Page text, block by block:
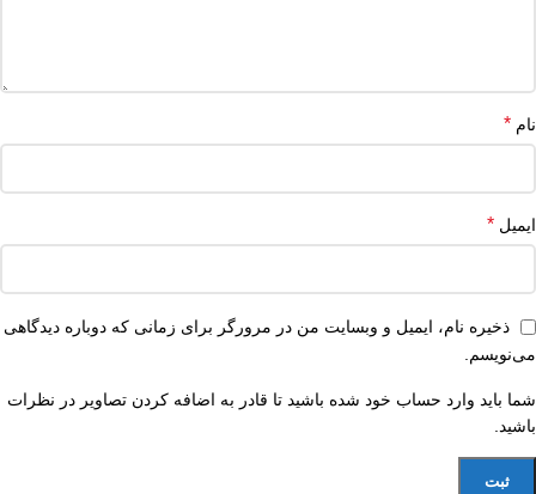
نام *
ایمیل *
ذخیره نام، ایمیل و وبسایت من در مرورگر برای زمانی که دوباره دیدگاهی
می‌نویسم.
شما باید وارد حساب خود شده باشید تا قادر به اضافه کردن تصاویر در نظرات
باشید.